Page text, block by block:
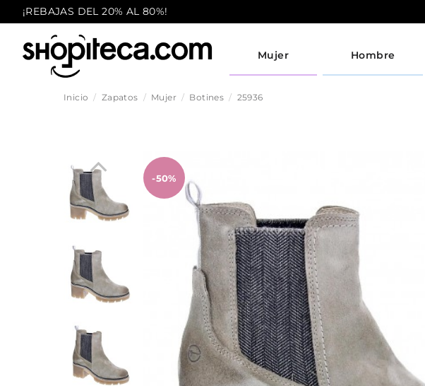
¡REBAJAS DEL 20% AL 80%!
Mujer Hombre
Inicio Zapatos Mujer Botines 25936
-50%